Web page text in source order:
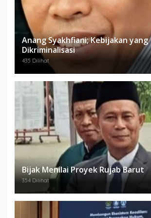
Anang Syakhfiani; Kebijakan yang
Dikriminalisasi
435 Dilihat
Bijak Menilai Proyek Rujab Barut
354 Dilihat